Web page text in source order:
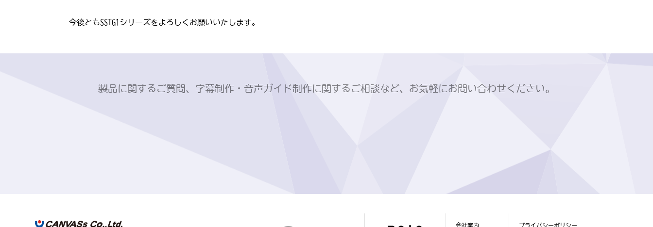
今後ともSSTG1シリーズをよろしくお願いいたします。
製品に関するご質問、字幕制作・音声ガイド制作に関するご相談など、お気軽にお問い合わせください。
会社案内 プライバシーポリシー